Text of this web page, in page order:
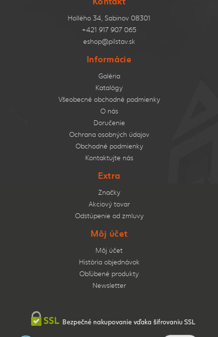
Hollého 34, Sabinov 08301
+421 917 907 065
eshop@pilstav.sk
Informácie
Galéria
Katalógy
Všeobecné obchodné podmienky
O nás
Doručenie
Ochrana osobných údajov
Obchodné podmienky
Kontaktujte nás
Extra
Značky
Akciový tovar
Odstúpenie od zmluvy
Môj účet
Môj účet
História objednávok
Obľúbené produkty
Newsletter